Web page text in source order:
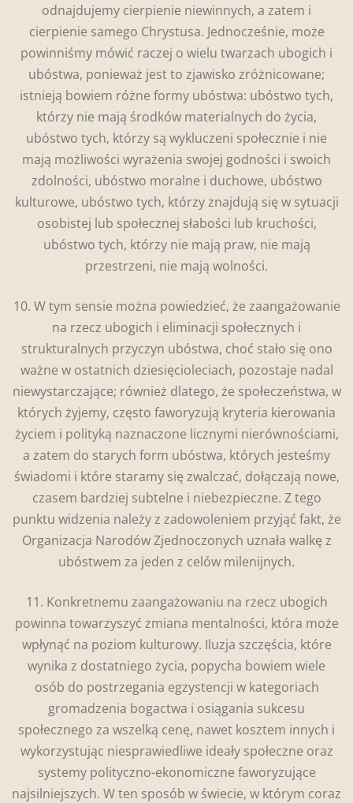
odnajdujemy cierpienie niewinnych, a zatem i
cierpienie samego Chrystusa. Jednocześnie, może
powinniśmy mówić raczej o wielu twarzach ubogich i
ubóstwa, ponieważ jest to zjawisko zróżnicowane;
istnieją bowiem różne formy ubóstwa: ubóstwo tych,
którzy nie mają środków materialnych do życia,
ubóstwo tych, którzy są wykluczeni społecznie i nie
mają możliwości wyrażenia swojej godności i swoich
zdolności, ubóstwo moralne i duchowe, ubóstwo
kulturowe, ubóstwo tych, którzy znajdują się w sytuacji
osobistej lub społecznej słabości lub kruchości,
ubóstwo tych, którzy nie mają praw, nie mają
przestrzeni, nie mają wolności.
10. W tym sensie można powiedzieć, że zaangażowanie
na rzecz ubogich i eliminacji społecznych i
strukturalnych przyczyn ubóstwa, choć stało się ono
ważne w ostatnich dziesięcioleciach, pozostaje nadal
niewystarczające; również dlatego, że społeczeństwa, w
których żyjemy, często faworyzują kryteria kierowania
życiem i polityką naznaczone licznymi nierównościami,
a zatem do starych form ubóstwa, których jesteśmy
świadomi i które staramy się zwalczać, dołączają nowe,
czasem bardziej subtelne i niebezpieczne. Z tego
punktu widzenia należy z zadowoleniem przyjąć fakt, że
Organizacja Narodów Zjednoczonych uznała walkę z
ubóstwem za jeden z celów milenijnych.
11. Konkretnemu zaangażowaniu na rzecz ubogich
powinna towarzyszyć zmiana mentalności, która może
wpłynąć na poziom kulturowy. Iluzja szczęścia, które
wynika z dostatniego życia, popycha bowiem wiele
osób do postrzegania egzystencji w kategoriach
gromadzenia bogactwa i osiągania sukcesu
społecznego za wszelką cenę, nawet kosztem innych i
wykorzystując niesprawiedliwe ideały społeczne oraz
systemy polityczno-ekonomiczne faworyzujące
najsilniejszych. W ten sposób w świecie, w którym coraz